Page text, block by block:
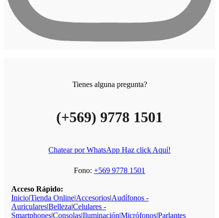
Tienes alguna pregunta?
(+569) 9778 1501
Chatear por WhatsApp Haz click Aquí!
Fono: +569 9778 1501
Acceso Rápido:
Inicio|Tienda Online|Accesorios|Audífonos -
Auriculares|Belleza|Celulares -
Smartphones|Consolas|Iluminación|Micrófonos|Parlantes